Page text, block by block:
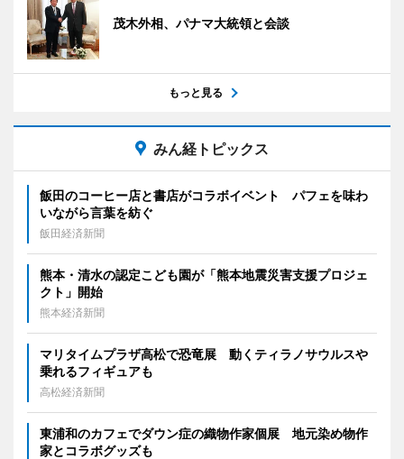
茂木外相、パナマ大統領と会談
もっと見る
みん経トピックス
飯田のコーヒー店と書店がコラボイベント パフェを味わ
いながら言葉を紡ぐ
飯田経済新聞
熊本・清水の認定こども園が「熊本地震災害支援プロジェ
クト」開始
熊本経済新聞
マリタイムプラザ高松で恐竜展 動くティラノサウルスや
乗れるフィギュアも
高松経済新聞
東浦和のカフェでダウン症の織物作家個展 地元染め物作
家とコラボグッズも